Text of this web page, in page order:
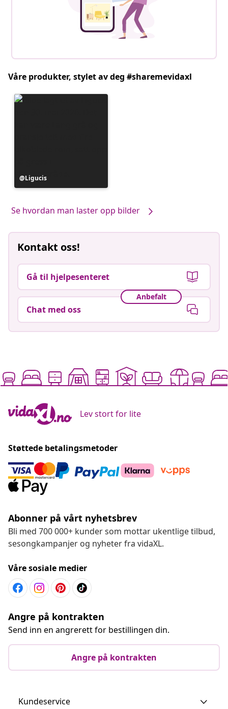
Våre produkter, stylet av deg #sharemevidaxl
Innlegg
publisert
Ligucis
Se hvordan man laster opp bilder
Kontakt oss!
Gå til hjelpesenteret
Anbefalt
Chat med oss
Lev stort for lite
Støttede betalingsmetoder
Abonner på vårt nyhetsbrev
Bli med 700 000+ kunder som mottar ukentlige tilbud,
sesongkampanjer og nyheter fra vidaXL.
Våre sosiale medier
Angre på kontrakten
Send inn en angrerett for bestillingen din.
Angre på kontrakten
Kundeservice